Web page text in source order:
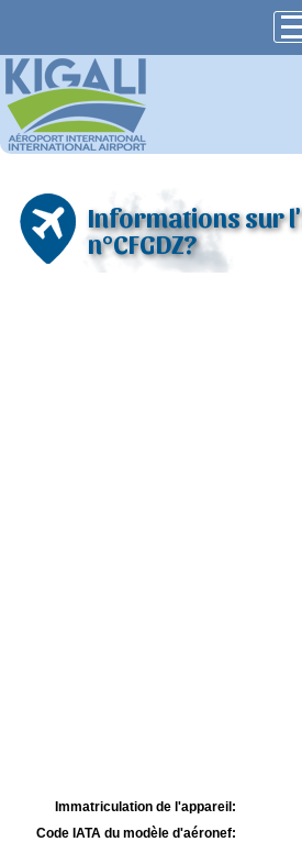
Informations sur
n°CFGDZ?
Immatriculation de l'appareil:
Code IATA du modèle d'aéronef: